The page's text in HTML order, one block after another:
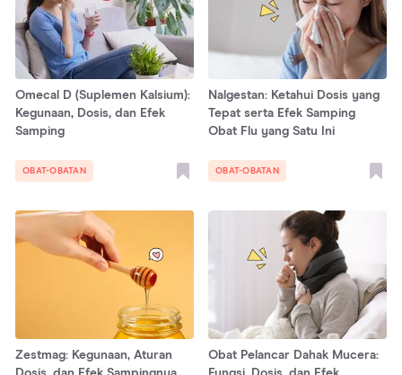
Omecal D (Suplemen Kalsium):
Kegunaan, Dosis, dan Efek
Samping
OBAT-OBATAN
Nalgestan: Ketahui Dosis yang
Tepat serta Efek Samping
Obat Flu yang Satu Ini
OBAT-OBATAN
Zestmag: Kegunaan, Aturan
Obat Pelancar Dahak Mucera: